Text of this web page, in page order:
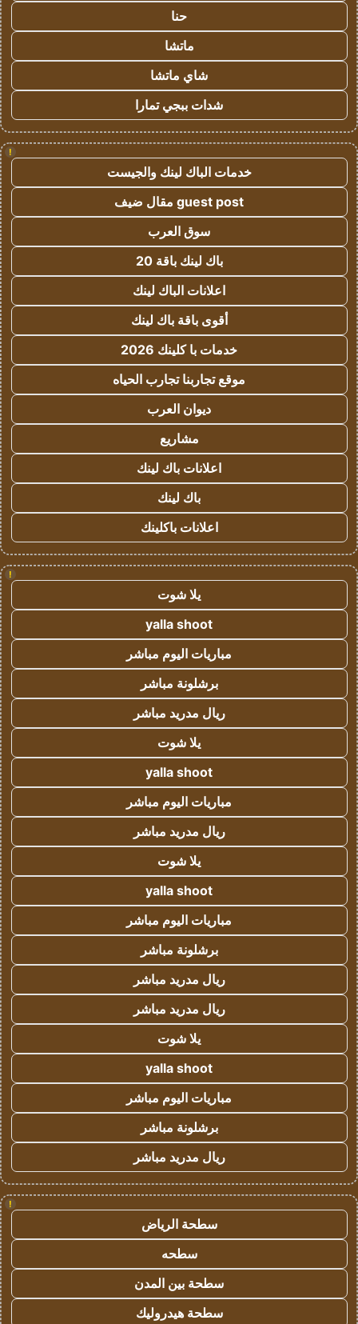
حنا
ماتشا
شاي ماتشا
شدات ببجي تمارا
!
خدمات الباك لينك والجيست
guest post مقال ضيف
سوق العرب
باك لينك باقة 20
اعلانات الباك لينك
أقوى باقة باك لينك
خدمات با كلينك 2026
موقع تجاربنا تجارب الحياه
ديوان العرب
مشاريع
اعلانات باك لينك
باك لينك
اعلانات باكلينك
!
يلا شوت
yalla shoot
مباريات اليوم مباشر
برشلونة مباشر
ريال مدريد مباشر
يلا شوت
yalla shoot
مباريات اليوم مباشر
ريال مدريد مباشر
يلا شوت
yalla shoot
مباريات اليوم مباشر
برشلونة مباشر
ريال مدريد مباشر
ريال مدريد مباشر
يلا شوت
yalla shoot
مباريات اليوم مباشر
برشلونة مباشر
ريال مدريد مباشر
!
سطحة الرياض
سطحه
سطحة بين المدن
سطحة هيدروليك